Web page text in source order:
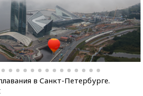
в Санкт-Петербурге.